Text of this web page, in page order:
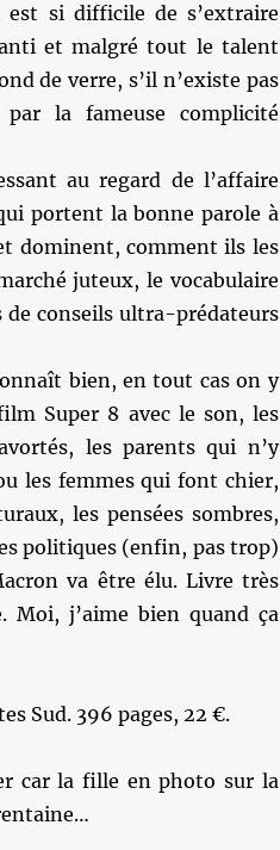
si difficile de s’extraire
et malgré tout le talent
de verre, s’il n’existe pas
par la fameuse complicité
au regard de l’affaire
portent la bonne parole à
dominent, comment ils les
juteux, le vocabulaire
de conseils ultra-prédateurs
bien, en tout cas on y
Super 8 avec le son, les
les parents qui n’y
les femmes qui font chier,
les pensées sombres,
politiques (enfin, pas trop)
va être élu. Livre très
Moi, j’aime bien quand ça
Sud. 396 pages, 22 €.
car la fille en photo sur la